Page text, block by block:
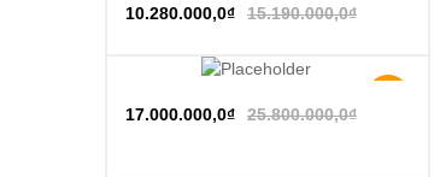
15.190.000,0₫
10.280.000,0₫
Thêm vào giỏ hàng
25.800.000,0₫
17.000.000,0₫